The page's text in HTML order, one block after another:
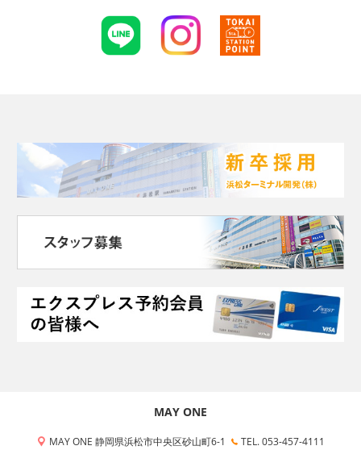
MAY ONE
MAY ONE 静岡県浜松市中央区砂山町6-1
TEL. 053-457-4111